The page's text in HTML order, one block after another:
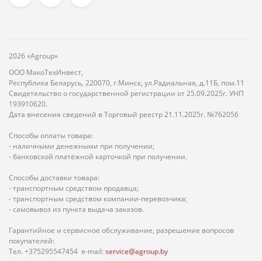
2026 «Agroup»
ООО МакоТехИнвест,
Республика Беларусь, 220070, г.Минск, ул.Радиальная, д.11Б, пом.11
Свидетельство о государственной регистрации от 25.09.2025г. УНП
193910620.
Дата внесения сведений в Торговый реестр 21.11.2025г. №762056
Способы оплаты товара:
- наличными денежными при получении;
- банковской платёжной карточкой при получении.
Способы доставки товара:
- транспортным средством продавца;
- транспортным средством компании-перевозчика;
- самовывоз из пункта выдача заказов.
Гарантийное и сервисное обслуживание, разрешение вопросов
покупателей:
Тел. +375295547454 e-mail: service@agroup.by